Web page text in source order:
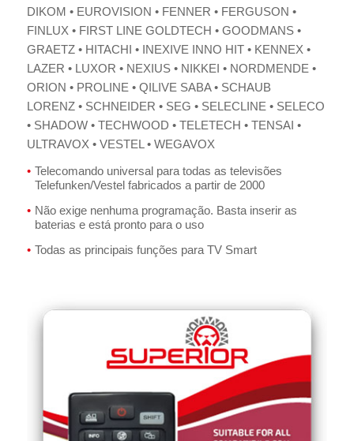
DIKOM • EUROVISION • FENNER • FERGUSON •
FINLUX • FIRST LINE GOLDTECH • GOODMANS •
GRAETZ • HITACHI • INEXIVE INNO HIT • KENNEX •
LAZER • LUXOR • NEXIUS • NIKKEI • NORDMENDE •
ORION • PROLINE • QILIVE SABA • SCHAUB
LORENZ • SCHNEIDER • SEG • SELECLINE • SELECO
• SHADOW • TECHWOOD • TELETECH • TENSAI •
ULTRAVOX • VESTEL • WEGAVOX
Telecomando universal para todas as televisões
Telefunken/Vestel fabricados a partir de 2000
Não exige nenhuma programação. Basta inserir as
baterias e está pronto para o uso
Todas as principais funções para TV Smart